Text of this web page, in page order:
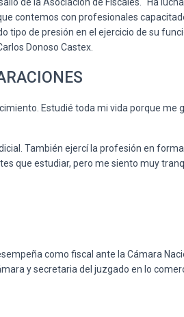
contemos con profesionales
tipo de presión en el ejercicio de su
Donoso Castex.
Estudié toda mi vida porque me
También ejercí la profesión en
que estudiar, pero me siento muy
como fiscal ante la Cámara
y secretaria del juzgado en lo